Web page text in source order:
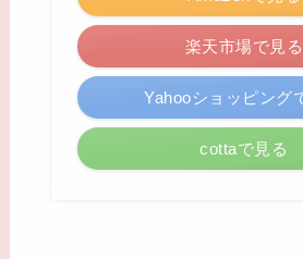
楽天市場で見る
Yahooショッピング
cottaで見る